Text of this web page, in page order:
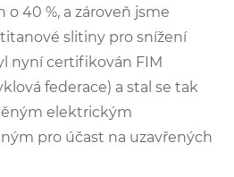
40 %, a zároveň jsme
slitiny pro snížení
nyní certifikován FIM
federace) a stal se tak
elektrickým
pro účast na uzavřených